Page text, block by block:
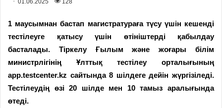
1 маусымнан бастап магистратураға түсу үшін кешенді
тестілеуге қатысу үшін өтініштерді қабылдау
басталады. Тіркелу Ғылым және жоғары білім
министрлігінің Ұлттық тестілеу орталығының
app.testcenter.kz сайтында 8 шілдеге дейін жүргізіледі.
Тестілеудің өзі 20 шілде мен 10 тамыз аралығында
өтеді.